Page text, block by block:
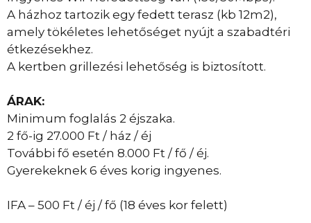
A házhoz tartozik egy fedett terasz (kb 12m2),
amely tökéletes lehetőséget nyújt a szabadtéri
étkezésekhez.
A kertben grillezési lehetőség is biztosított.
ÁRAK:
Minimum foglalás 2 éjszaka.
2 fő-ig 27.000 Ft / ház / éj
További fő esetén 8.000 Ft / fő / éj.
Gyerekeknek 6 éves korig ingyenes.
IFA – 500 Ft / éj / fő (18 éves kor felett)